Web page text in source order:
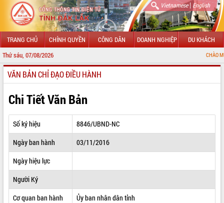
Vietnamese| English
TRANG CHỦ CHÍNH QUYỀN CÔNG DÂN DOANH NGHIỆP DU KHÁCH
Thứ sáu, 07/08/2026 CHÀO MỪNG
GIỚI THIỆU
LÃNH ĐẠO UBND TỈNH
TIN TỨC SỰ KIỆN
SỞ, BAN, NGÀNH
THÔNG TIN CHỈ ĐẠO ĐIỀU HÀNH
HỆ THỐNG VĂN BẢN
VĂN BẢN CHỈ ĐẠO ĐIỀU HÀNH
Chi Tiết Văn Bản
Số ký hiệu
8846/UBND-NC
Ngày ban hành
03/11/2016
Ngày hiệu lực
Người Ký
Cơ quan ban hành
Ủy ban nhân dân tỉnh